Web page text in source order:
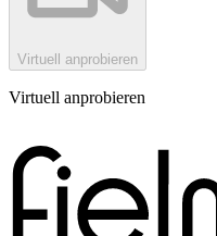
Virtuell anprobieren
Virtuell anprobieren